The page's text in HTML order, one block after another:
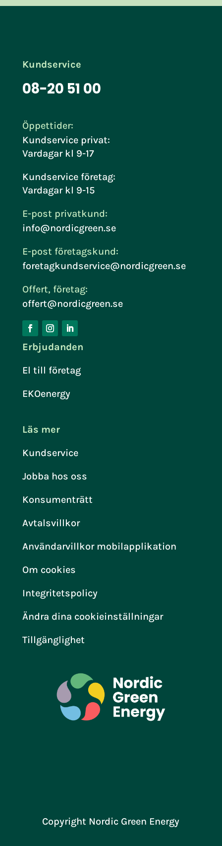
Kundservice
08-20 51 00
Öppettider:
Kundservice privat:
Vardagar kl 9-17
Kundservice företag:
Vardagar kl 9-15
E-post privatkund:
info@nordicgreen.se
E-post företagskund:
foretagkundservice@nordicgreen.se
Offert, företag:
offert@nordicgreen.se
Erbjudanden
El till företag
EKOenergy
Läs mer
Kundservice
Jobba hos oss
Konsumenträtt
Avtalsvillkor
Användarvillkor mobilapplikation
Om cookies
Integritetspolicy
Ändra dina cookieinställningar
Tillgänglighet
Copyright Nordic Green Energy